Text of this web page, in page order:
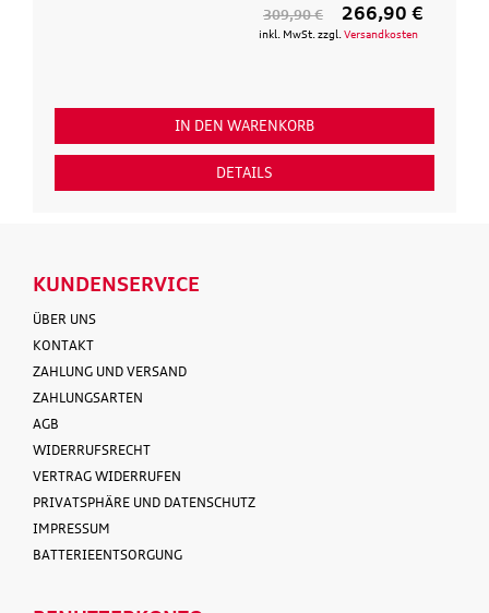
309,90 € 266,90 €
inkl. MwSt. zzgl. Versandkosten
IN DEN WARENKORB
DETAILS
KUNDENSERVICE
ÜBER UNS
KONTAKT
ZAHLUNG UND VERSAND
ZAHLUNGSARTEN
AGB
WIDERRUFSRECHT
VERTRAG WIDERRUFEN
PRIVATSPHÄRE UND DATENSCHUTZ
IMPRESSUM
BATTERIEENTSORGUNG